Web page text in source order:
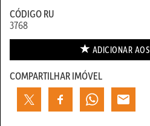
CÓDIGO RU
3768
ADICIONAR AOS
COMPARTILHAR IMÓVEL